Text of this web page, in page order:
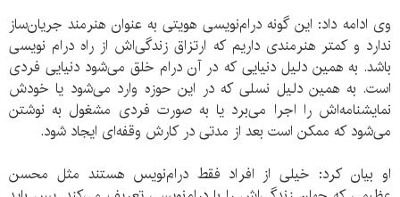
وی ادامه داد: این گونه درام‌نویسی هویتی به عنوان هنرمند جریان‌ساز
ندارد و کمتر هنرمندی داریم که ارتزاق زندگی‌اش از راه درام نویسی
باشد. به همین دلیل دنیایی که در آن درام خلق می‌شود دنیایی فردی
است. به همین دلیل نسلی که در این حوزه وارد می‌شود یا خودش
نمایشنامه‌اش را اجرا می‌برد یا به صورت فردی مشغول به نوشتن
می‌شود که ممکن است بعد از مدتی در کارش وقفه‌ای ایجاد شود.
او بیان کرد: خیلی از افراد فقط درام‌نویس هستند مثل محسن